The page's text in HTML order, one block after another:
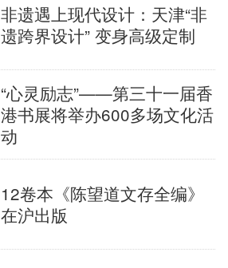
非遗遇上现代设计：天津“非
遗跨界设计” 变身高级定制
“心灵励志”——第三十一届香
港书展将举办600多场文化活
动
12卷本《陈望道文存全编》
在沪出版